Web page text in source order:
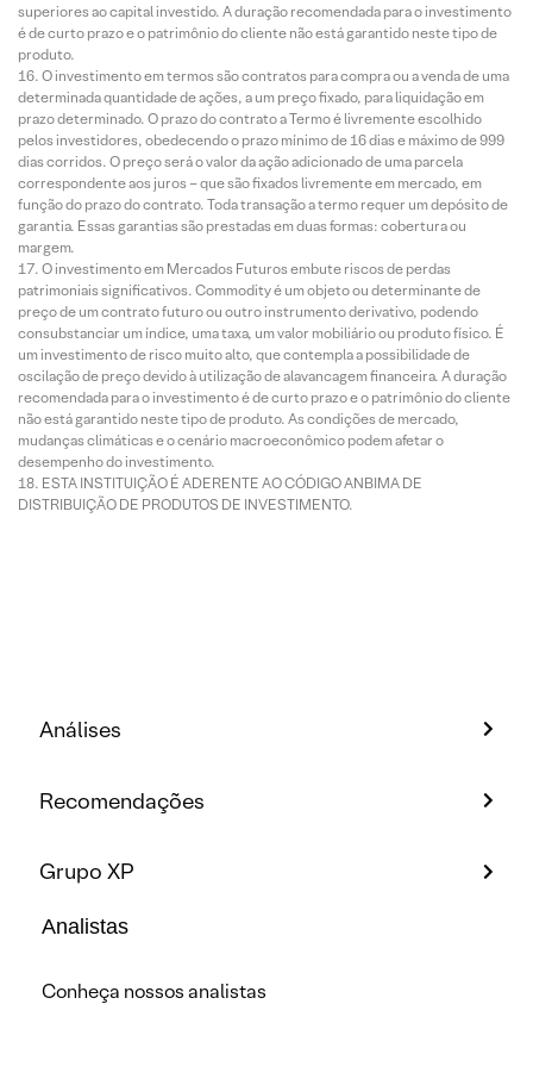
superiores ao capital investido. A duração recomendada para o investimento
é de curto prazo e o patrimônio do cliente não está garantido neste tipo de
produto.
O investimento em termos são contratos para compra ou a venda de uma
determinada quantidade de ações, a um preço fixado, para liquidação em
prazo determinado. O prazo do contrato a Termo é livremente escolhido
pelos investidores, obedecendo o prazo mínimo de 16 dias e máximo de 999
dias corridos. O preço será o valor da ação adicionado de uma parcela
correspondente aos juros – que são fixados livremente em mercado, em
função do prazo do contrato. Toda transação a termo requer um depósito de
garantia. Essas garantias são prestadas em duas formas: cobertura ou
margem.
O investimento em Mercados Futuros embute riscos de perdas
patrimoniais significativos. Commodity é um objeto ou determinante de
preço de um contrato futuro ou outro instrumento derivativo, podendo
consubstanciar um índice, uma taxa, um valor mobiliário ou produto físico. É
um investimento de risco muito alto, que contempla a possibilidade de
oscilação de preço devido à utilização de alavancagem financeira. A duração
recomendada para o investimento é de curto prazo e o patrimônio do cliente
não está garantido neste tipo de produto. As condições de mercado,
mudanças climáticas e o cenário macroeconômico podem afetar o
desempenho do investimento.
ESTA INSTITUIÇÃO É ADERENTE AO CÓDIGO ANBIMA DE
DISTRIBUIÇÃO DE PRODUTOS DE INVESTIMENTO.
Análises
Recomendações
Grupo XP
Analistas
Conheça nossos analistas